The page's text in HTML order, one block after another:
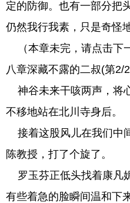
定的防御。也有一部分把
仍然我行我素，只是奇怪
（本章未完，请点击下
八章深藏不露的二叔(第2/
神谷未来干咳两声，将
不移地站在北川寺身后。
接着这股风儿在我们中
陈教授，打了个旋了。
罗玉芬正低头找着康凡
有些着急的脸瞬间温和下